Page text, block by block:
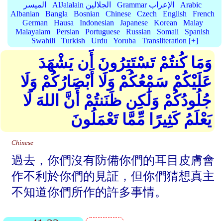
الميسر
AlJalalain الجلالين Grammar الإعراب
Arabic
Albanian
Bangla Bosnian Chinese Czech English
French
German
Hausa Indonesian Japanese Korean
Malay
Malayalam
Persian Portuguese Russian Somali
Spanish
Swahili
Turkish Urdu Yoruba Transliteration [+]
وَمَا كُنتُمْ تَسْتَتِرُونَ أَن يَشْهَدَ
عَلَيْكُمْ سَمْعُكُمْ وَلَا أَبْصَارُكُمْ وَلَا
جُلُودُكُمْ وَلَٰكِن ظَنَنتُمْ أَنَّ اللهَ لَا
يَعْلَمُ كَثِيرًا مِّمَّا تَعْمَلُونَ
Chinese
過去，你們沒有防備你們的耳目皮膚會
作不利於你們的見証，但你們猜想真主
不知道你們所作的許多事情。